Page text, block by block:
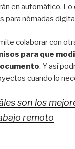
en automático. Lo
para nómadas
colaborar con
para que
. Y así
cuando lo
son los
remoto